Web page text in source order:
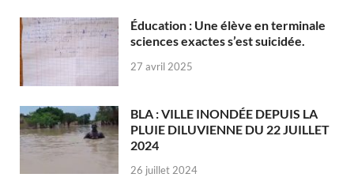
Éducation : Une élève en terminale
sciences exactes s’est suicidée.
27 avril 2025
BLA : VILLE INONDÉE DEPUIS LA
PLUIE DILUVIENNE DU 22 JUILLET
2024
26 juillet 2024